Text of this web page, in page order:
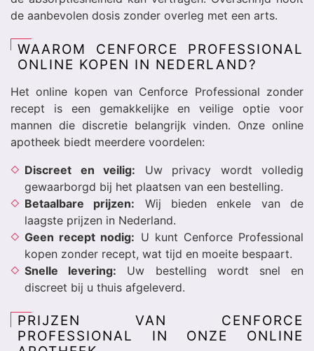
de aanbevolen dosis zonder overleg met een arts.
WAAROM CENFORCE PROFESSIONAL
ONLINE KOPEN IN NEDERLAND?
Het online kopen van Cenforce Professional zonder
recept is een gemakkelijke en veilige optie voor
mannen die discretie belangrijk vinden. Onze online
apotheek biedt meerdere voordelen:
Discreet en veilig: Uw privacy wordt volledig
gewaarborgd bij het plaatsen van een bestelling.
Betaalbare prijzen: Wij bieden enkele van de
laagste prijzen in Nederland.
Geen recept nodig: U kunt Cenforce Professional
kopen zonder recept, wat tijd en moeite bespaart.
Snelle levering: Uw bestelling wordt snel en
discreet bij u thuis afgeleverd.
PRIJZEN VAN CENFORCE
PROFESSIONAL IN ONZE ONLINE